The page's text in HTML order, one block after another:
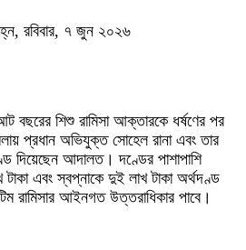
রবিবার, ৭ জুন ২০২৬
বছরের শিশু রামিসা আক্তারকে ধর্ষণের পর
প্রধান অভিযুক্ত সোহেল রানা এবং তার
দিয়েছেন আদালত। দণ্ডের পাশাপাশি
টাকা এবং স্বপ্নাকে দুই লাখ টাকা অর্থদণ্ড
রামিসার আইনগত উত্তরাধিকার পাবে।